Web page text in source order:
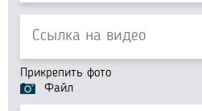
Прикрепить фото
Файл